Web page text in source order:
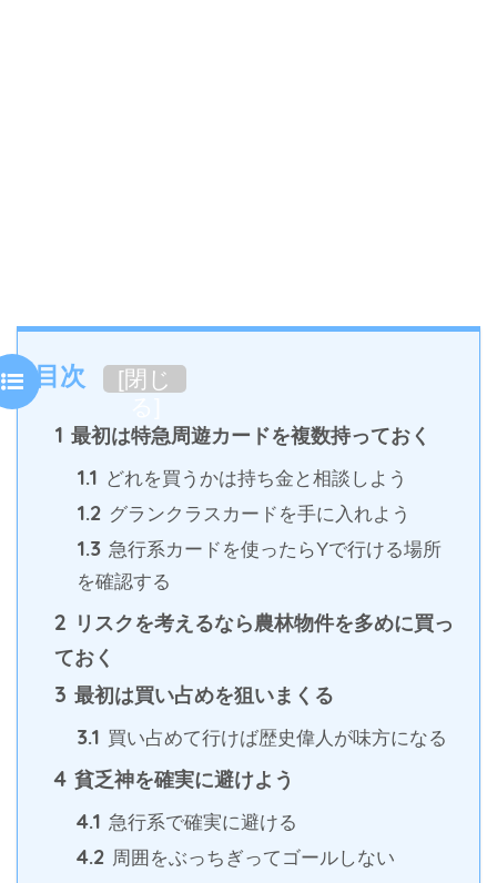
目次 [閉じ
1 最初は特急周遊カードを複数持っておく
1.1 どれを買うかは持ち金と相談しよう
1.2 グランクラスカードを手に入れよう
1.3 急行系カードを使ったらYで行ける場所
を確認する
2 リスクを考えるなら農林物件を多めに買っ
ておく
3 最初は買い占めを狙いまくる
3.1 買い占めて行けば歴史偉人が味方になる
4 貧乏神を確実に避けよう
4.1 急行系で確実に避ける
4.2 周囲をぶっちぎってゴールしない